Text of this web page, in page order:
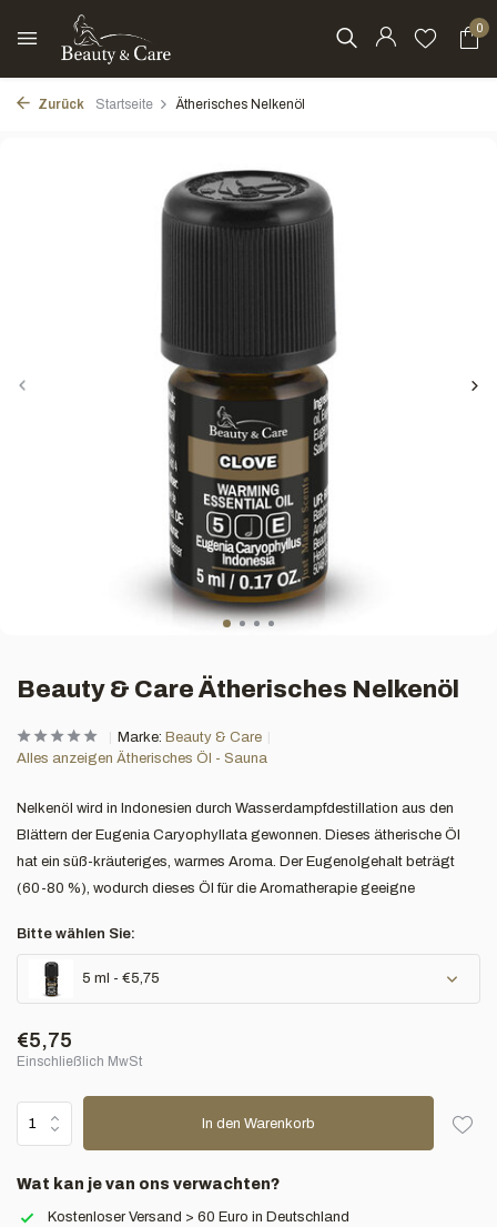
0
Zurück Startseite Ätherisches Nelkenöl
Beauty & Care Ätherisches Nelkenöl
Marke: Beauty & Care
Alles anzeigen Ätherisches Öl - Sauna
Nelkenöl wird in Indonesien durch Wasserdampfdestillation aus den
Blättern der Eugenia Caryophyllata gewonnen. Dieses ätherische Öl
hat ein süß-kräuteriges, warmes Aroma. Der Eugenolgehalt beträgt
(60-80 %), wodurch dieses Öl für die Aromatherapie geeigne
Bitte wählen Sie:
5 ml - €5,75
€5,75
Einschließlich MwSt
In den Warenkorb
Wat kan je van ons verwachten?
Kostenloser Versand > 60 Euro in Deutschland